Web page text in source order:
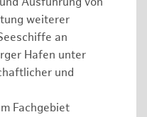
weiterer
an
Hafen unter
und
Fachgebiet